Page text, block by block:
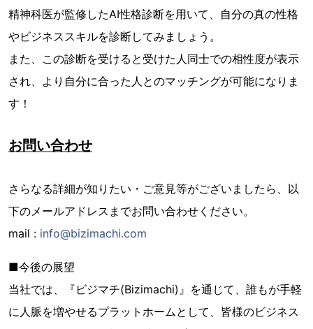
精神科医が監修したAI性格診断を用いて、自分の真の性格
やビジネススキルを診断してみましょう。
また、この診断を受けると受けた人同士での相性度が表示
され、より自分に合った人とのマッチングが可能になりま
す！
お問い合わせ
さらなる詳細が知りたい・ご意見等がございましたら、以
下のメールアドレスまでお問い合わせください。
mail : info@bizimachi.com
■今後の展望
当社では、『ビジマチ(Bizimachi)』を通じて、誰もが手軽
に人脈を増やせるプラットホームとして、皆様のビジネス